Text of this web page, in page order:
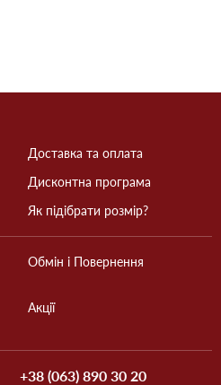
Доставка та оплата
Дисконтна програма
Як підібрати розмір?
Обмін і Повернення
Акції
+38 (063) 890 30 20